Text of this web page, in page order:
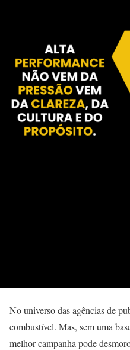
No universo das agências de
combustível. Mas, sem uma
melhor campanha pode